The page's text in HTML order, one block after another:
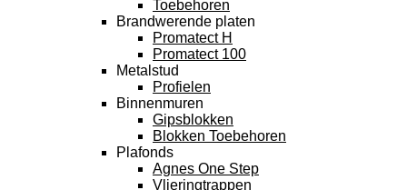
Toebehoren
Brandwerende platen
Promatect H
Promatect 100
Metalstud
Profielen
Binnenmuren
Gipsblokken
Blokken Toebehoren
Plafonds
Agnes One Step
Vlieringtrappen